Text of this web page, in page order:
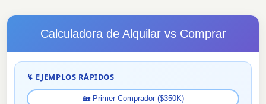
Calculadora de Alquilar vs Comprar
↯ EJEMPLOS RÁPIDOS
🏡 Primer Comprador ($350K)